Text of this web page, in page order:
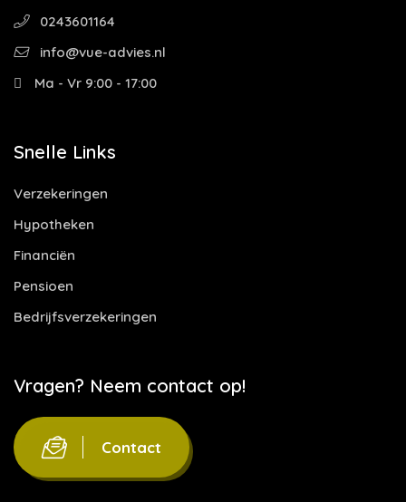
0243601164
info@vue-advies.nl
Ma - Vr 9:00 - 17:00
Snelle Links
Verzekeringen
Hypotheken
Financiën
Pensioen
Bedrijfsverzekeringen
Vragen? Neem contact op!
Contact